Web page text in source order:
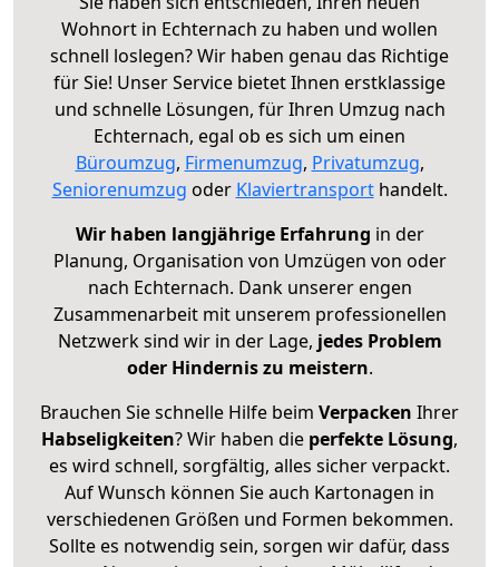
Wohnort in Echternach zu haben und wollen
schnell loslegen? Wir haben genau das Richtige
für Sie! Unser Service bietet Ihnen erstklassige
und schnelle Lösungen, für Ihren Umzug nach
Echternach, egal ob es sich um einen
Büroumzug, Firmenumzug, Privatumzug,
Seniorenumzug oder Klaviertransporthandelt.
Wir haben langjährige Erfahrung in der
Planung, Organisation von Umzügen von oder
nach Echternach. Dank unserer engen
Zusammenarbeit mit unserem professionellen
Netzwerk sind wir in der Lage, jedes Problem
oder Hindernis zu meistern.
Brauchen Sie schnelle Hilfe beim Verpacken Ihrer
Habseligkeiten? Wir haben die perfekte Lösung,
es wird schnell, sorgfältig, alles sicher verpackt.
Auf Wunsch können Sie auch Kartonagen in
verschiedenen Größen und Formen bekommen.
Sollte es notwendig sein, sorgen wir dafür, dass